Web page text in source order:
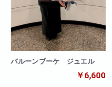
バルーンブーケ ジュエル
￥6,600